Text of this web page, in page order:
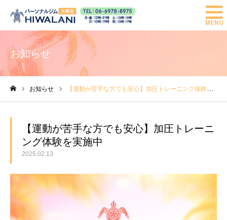
お知らせ
お知らせ 【運動が苦手な方でも安心】加圧トレーニング体験を実施中
【運動が苦手な方でも安心】加圧トレーニ
ング体験を実施中
2025.02.13